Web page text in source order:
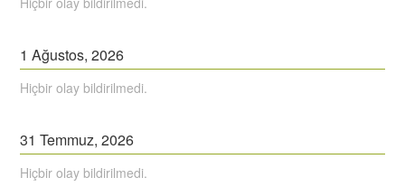
1 Ağustos,2026
Hiçbir olay bildirilmedi.
31 Temmuz,2026
Hiçbir olay bildirilmedi.